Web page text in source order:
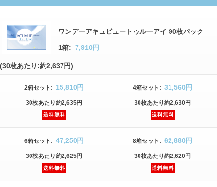
ワンデーアキュビュートゥルーアイ 90枚パック
1箱: 7,910円
(30枚あたり:約2,637円)
2箱セット : 15,810円
30枚あたり約2,635円
4箱セット : 31,560円
30枚あたり約2,630円
6箱セット : 47,250円
30枚あたり約2,625円
8箱セット : 62,880円
30枚あたり約2,620円